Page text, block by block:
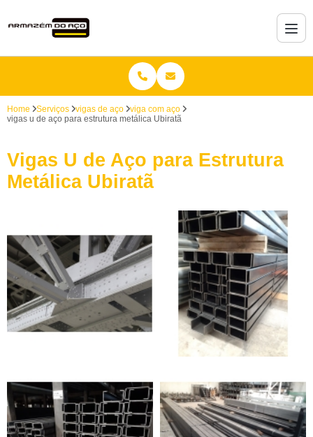
Home Serviços vigas de aço
viga com aço
vigas u de aço para estrutura metálica Ubiratã
Vigas U de Aço para Estrutura
Metálica Ubiratã